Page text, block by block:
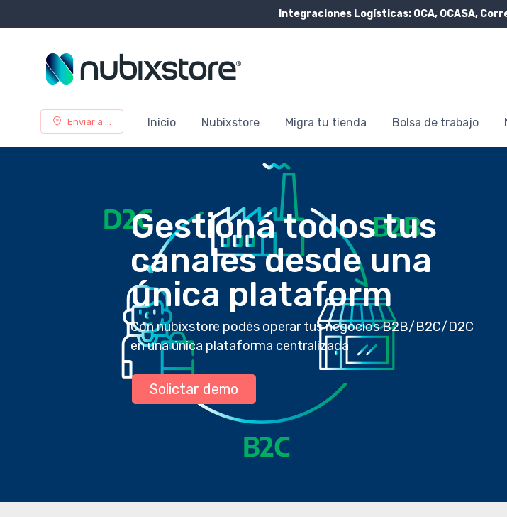
Integraciones Logísticas: OCA, OCASA,
Enviar a ... Inicio Nubixstore Migra tu tienda Bolsa de trabajo
Gestioná todos tus
canales desde una
única plataform
Con nubixstore podés operar tus negocios B2B/B2C/D2C
en una única plataforma centralizada
Solictar demo